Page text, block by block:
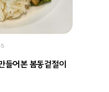
들어본 봄동겉절이